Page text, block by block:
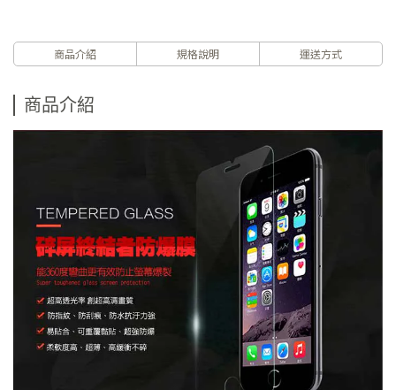
商品介紹 規格說明 運送方式
商品介紹